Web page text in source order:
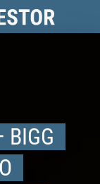
BIGG